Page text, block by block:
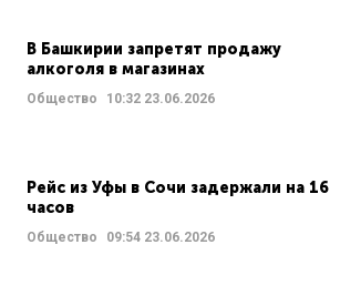
В Башкирии запретят продажу
алкоголя в магазинах
Общество 10:32 23.06.2026
Рейс из Уфы в Сочи задержали на 16
часов
Общество 09:54 23.06.2026